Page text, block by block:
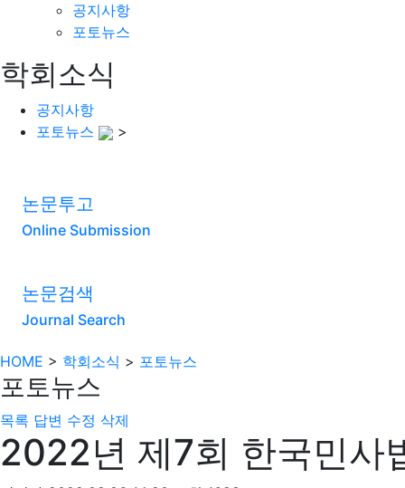
공지사항
포토뉴스
학회소식
공지사항
포토뉴스
>
논문투고
Online Submission
논문검색
Journal Search
HOME > 학회소식 > 포토뉴스
포토뉴스
목록 답변 수정 삭제
2022년 제7회 한국민사